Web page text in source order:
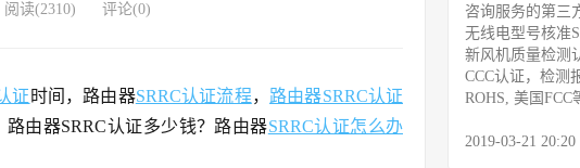
阅读(2310) 评论(0)
证 时间，路由器SRRC认证流程， 路由器SRRC认证
路由器SRRC认证多少钱？路由器SRRC认证怎么办
咨询服务的第三
无线电型号核准
新风机质量检测
CCC认证，检测
ROHS, 美国FCC
2019-03-21 20:20